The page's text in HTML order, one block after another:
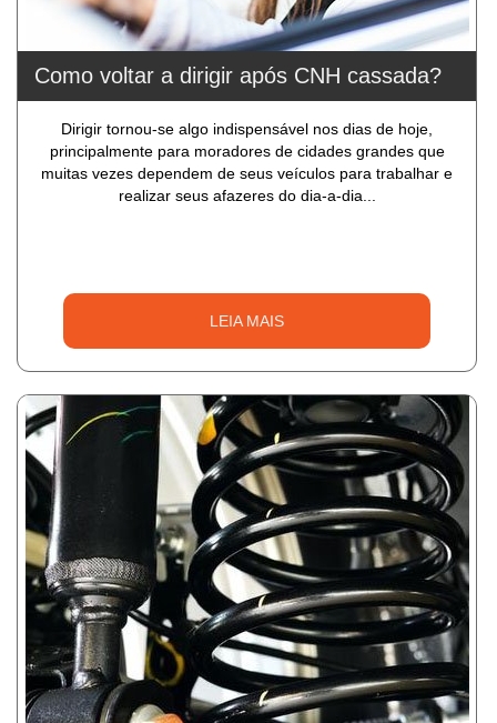
Como voltar a dirigir após CNH cassada?
Dirigir tornou-se algo indispensável nos dias de hoje,
principalmente para moradores de cidades grandes que
muitas vezes dependem de seus veículos para trabalhar e
realizar seus afazeres do dia-a-dia...
LEIA MAIS